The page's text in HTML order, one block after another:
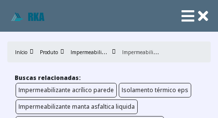
Início Produto I
mpermeabilização I
mpermeabilização de piscinas com manta asfaltica
Buscas relacionadas:
Impermeabilizante acrílico parede
Isolamento térmico eps
Impermeabilizante manta asfaltica liquida